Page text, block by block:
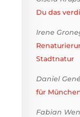
Du das
Irene
Stadtnatur
Daniel
für
Fabian